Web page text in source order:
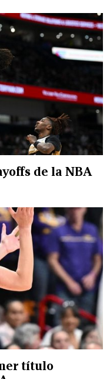
de la NBA
título